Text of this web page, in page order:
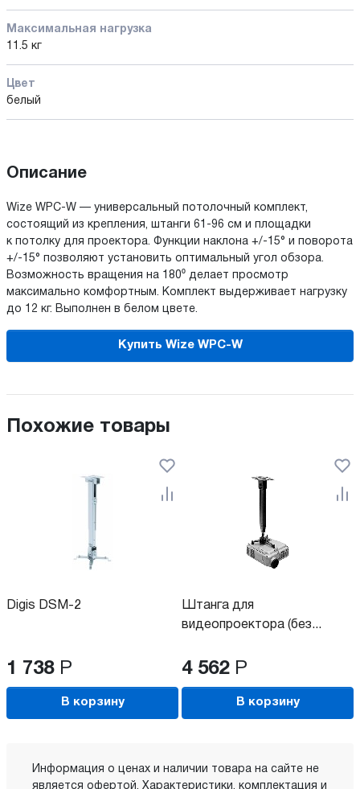
Максимальная нагрузка
11.5 кг
Цвет
белый
Описание
Wize WPC-W — универсальный потолочный комплект,
состоящий из крепления, штанги 61-96 см и площадки
к потолку для проектора. Функции наклона +/-15° и поворота
+/-15° позволяют установить оптимальный угол обзора.
Возможность вращения на 180⁰ делает просмотр
максимально комфортным. Комплект выдерживает нагрузку
до 12 кг. Выполнен в белом цвете.
Купить Wize WPC-W
Похожие товары
Digis DSM-2
1 738 Р
В корзину
Штанга для
видеопроектора (без...
4 562 Р
В корзину
Информация о ценах и наличии товара на сайте не
является офертой. Характеристики, комплектация и